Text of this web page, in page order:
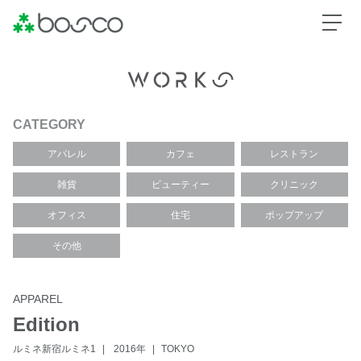
CATEGORY
アパレル カフェ レストラン
雑貨 ビューティー クリニック
オフィス 住宅 ポップアップ
その他
APPAREL
Edition
ルミネ新宿ルミネ1 2016年 TOKYO